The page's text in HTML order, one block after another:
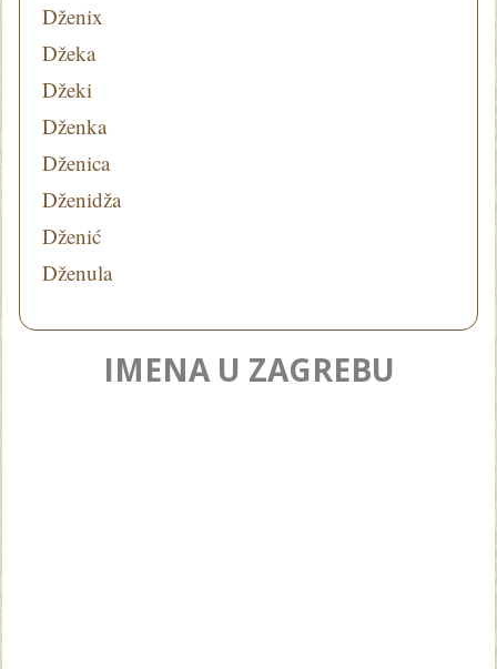
Dženix
Džeka
Džeki
Dženka
Dženica
Dženidža
Dženić
Dženula
IMENA U ZAGREBU